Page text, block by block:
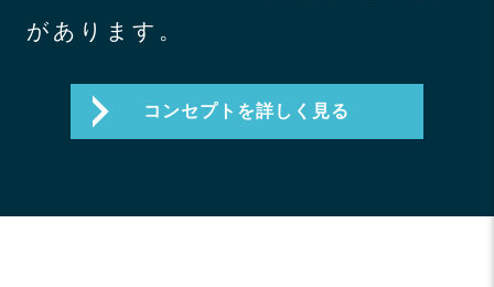
があります。
コンセプトを詳しく見る